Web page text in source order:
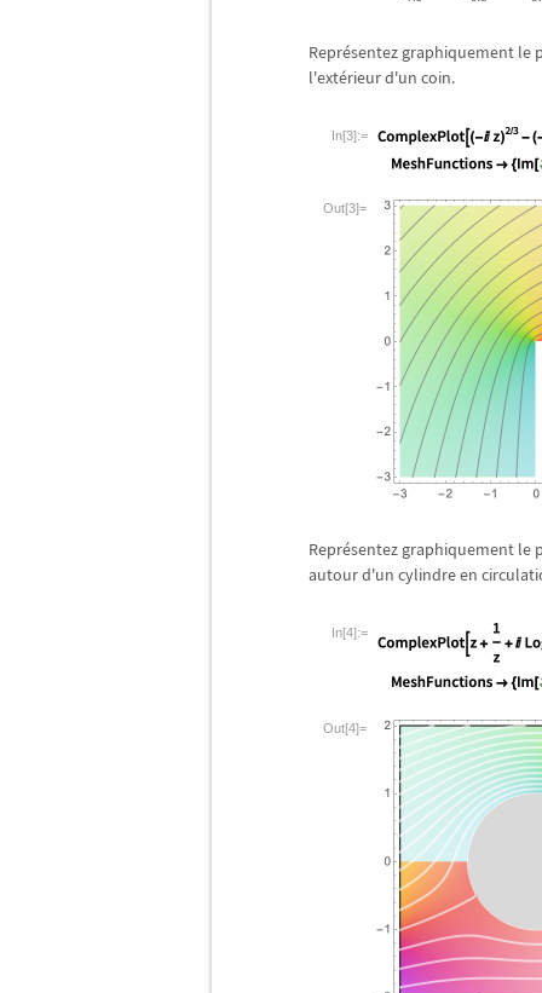
Représentez graphiquement le
l'extérieur d'un coin.
In[3]:=
Out[3]=
Représentez graphiquement le
autour d'un cylindre en
In[4]:=
Out[4]=